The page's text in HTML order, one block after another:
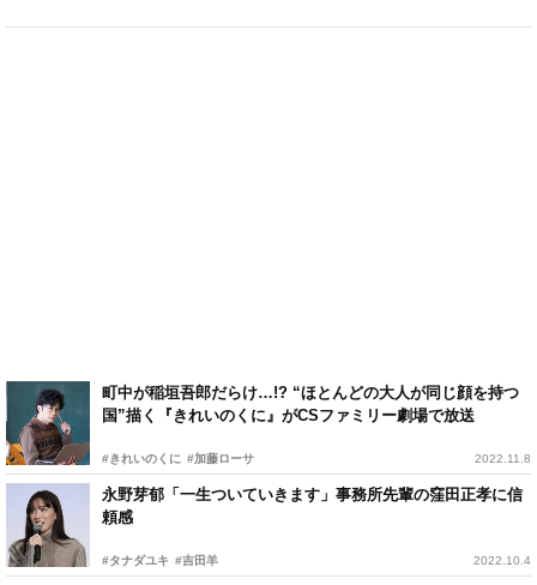
町中が稲垣吾郎だらけ…!? “ほとんどの大人が同じ顔を持つ
国”描く『きれいのくに』がCSファミリー劇場で放送
#きれいのくに #加藤ローサ 2022.11.8
永野芽郁「一生ついていきます」事務所先輩の窪田正孝に信
頼感
#タナダユキ #吉田羊 2022.10.4